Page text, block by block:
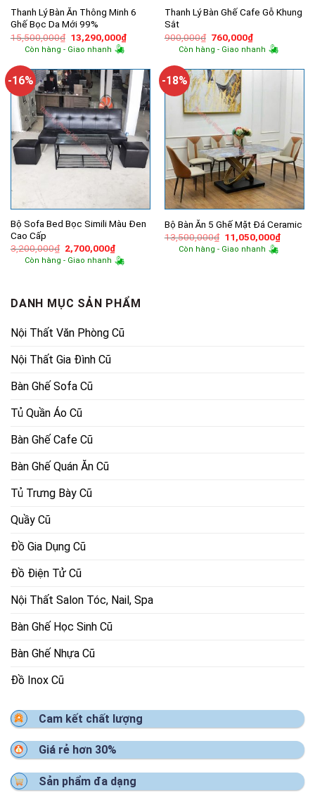
Thanh Lý Bàn Ăn Thông Minh 6
Ghế Bọc Da Mới 99%
15,500,000₫ Giá
gốc
là:
13,290,000₫Giá
hiện
13,290,000₫.
Còn hàng - Giao nhanh
Thanh Lý Bàn Ghế Cafe Gỗ Khung
Sắt
900,000₫ Giá
gốc
là:
760,000₫Giá
hiện
tại
760,000₫.
Còn hàng - Giao nhanh
-16%
Bộ Sofa Bed Bọc Simili Màu Đen
Cao Cấp
3,200,000₫ Giá
gốc
là:
2,700,000₫Giá
hiện
tại
Còn hàng - Giao nhanh
-18%
Bộ Bàn Ăn 5 Ghế Mặt Đá Ceramic
13,500,000₫ Giá
gốc
là:
11,050,000₫Giá
hiện
Còn hàng - Giao nhanh
DANH MỤC SẢN PHẨM
Nội Thất Văn Phòng Cũ
Nội Thất Gia Đình Cũ
Bàn Ghế Sofa Cũ
Tủ Quần Áo Cũ
Bàn Ghế Cafe Cũ
Bàn Ghế Quán Ăn Cũ
Tủ Trưng Bày Cũ
Quầy Cũ
Đồ Gia Dụng Cũ
Đồ Điện Tử Cũ
Nội Thất Salon Tóc, Nail, Spa
Bàn Ghế Học Sinh Cũ
Bàn Ghế Nhựa Cũ
Đồ Inox Cũ
Cam kết chất lượng
Giá rẻ hơn 30%
Sản phẩm đa dạng